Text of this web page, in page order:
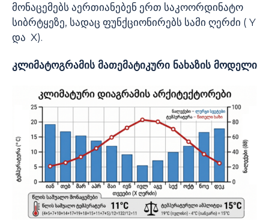
მონაცემებს აერთიანებენ ერთ საკოორდინატო
სიბრტყეზე, სადაც ფუნქციონირებს სამი ღერძი ( Y
და X).
კლიმატოგრამის მათემატიკური ნახაზის მოდელი